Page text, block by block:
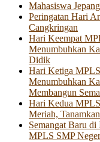
Mahasiswa
Peringatan Hari
Cangkringan
Hari Keempat
Menumbuhkan
Didik
Hari Ketiga
Menumbuhkan
Membangun
Hari Kedua
Meriah,
Semangat Baru
MPLS SMP